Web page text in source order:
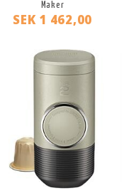
Maker
SEK 1 462,00